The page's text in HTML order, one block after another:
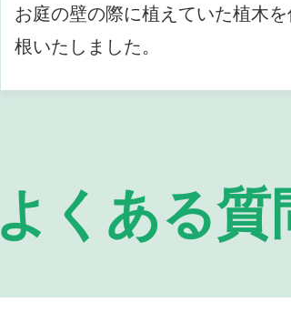
お庭の壁の際に植えていた植木
根いたしました。
よくある質